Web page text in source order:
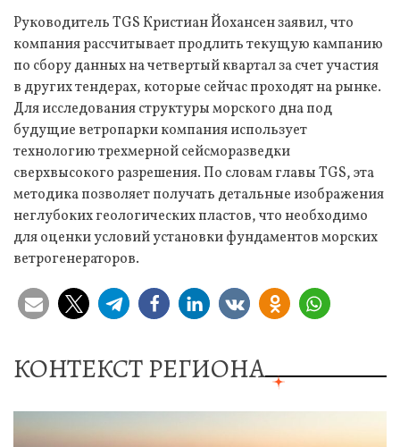
Руководитель TGS Кристиан Йохансен заявил, что
компания рассчитывает продлить текущую кампанию
по сбору данных на четвертый квартал за счет участия
в других тендерах, которые сейчас проходят на рынке.
Для исследования структуры морского дна под
будущие ветропарки компания использует
технологию трехмерной сейсморазведки
сверхвысокого разрешения. По словам главы TGS, эта
методика позволяет получать детальные изображения
неглубоких геологических пластов, что необходимо
для оценки условий установки фундаментов морских
ветрогенераторов.
КОНТЕКСТ РЕГИОНА